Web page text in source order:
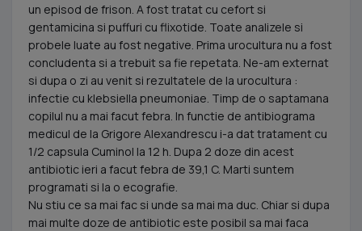
un episod de frison. A fost tratat cu cefort si
gentamicina si puffuri cu flixotide. Toate analizele si
probele luate au fost negative. Prima urocultura nu a fost
concludenta si a trebuit sa fie repetata. Ne-am externat
si dupa o zi au venit si rezultatele de la urocultura :
infectie cu klebsiella pneumoniae. Timp de o saptamana
copilul nu a mai facut febra. In functie de antibiograma
medicul de la Grigore Alexandrescu i-a dat tratament cu
1/2 capsula Cuminol la 12 h. Dupa 2 doze din acest
antibiotic ieri a facut febra de 39,1 C. Marti suntem
programati si la o ecografie.
Nu stiu ce sa mai fac si unde sa mai ma duc. Chiar si dupa
mai multe doze de antibiotic este posibil sa mai faca